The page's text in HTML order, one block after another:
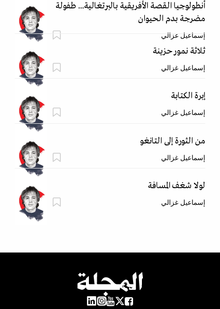
أنطولوجيا القصة الأفريقية بالبرتغالية... طفولة
مضرجة بدم الحيوان
إسماعيل غزالي
ثلاثة نمور حزينة
إسماعيل غزالي
إبرة الكتابة
إسماعيل غزالي
من الثورة إلى التانغو
إسماعيل غزالي
لولا شغف المسافة
إسماعيل غزالي